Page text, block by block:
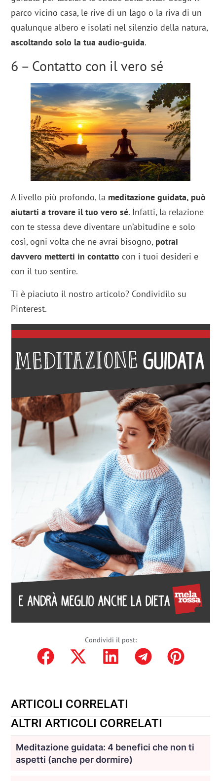
parco vicino casa, le rive di un lago o la riva di un
qualunque albero e isolati nel silenzio della natura,
ascoltando solo la tua audio-guida.
6 – Contatto con il vero sé
A livello più profondo, la meditazione guidata, può
aiutarti a trovare il tuo vero sé. Infatti, la relazione
con te stessa deve diventare un’abitudine e solo
così, ogni volta che ne avrai bisogno, potrai
davvero metterti in contatto con i tuoi desideri e
con il tuo sentire.
Ti è piaciuto il nostro articolo? Condividilo su
Pinterest.
Condividi il post:
ARTICOLI CORRELATI
ALTRI ARTICOLI CORRELATI
Meditazione guidata: 4 benefici che non ti
aspetti (anche per dormire)